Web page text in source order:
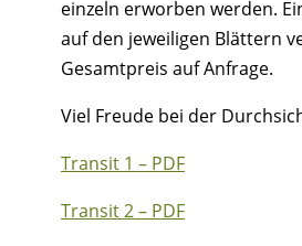
einzeln erworben werden.
auf den jeweiligen Blättern
Gesamtpreis auf Anfrage.
Viel Freude bei der
Transit 1 – PDF
Transit 2 – PDF